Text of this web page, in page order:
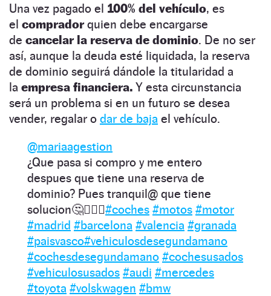
Una vez pagado el 100% del vehículo, es
el compradorquien debe encargarse
de cancelar la reserva de dominio. De no ser
así, aunque la deuda esté liquidada, la reserva
de dominio seguirá dándole la titularidad a
la empresa financiera. Y esta circunstancia
será un problema si en un futuro se desea
vender, regalar o dar de baja el vehículo.
@mariaagestion
¿Que pasa si compro y me entero
despues que tiene una reserva de
dominio? Pues tranquil@ que tiene
solucion🤔🙋🏻‍♀️#coches #motos #motor
#madrid #barcelona #valencia #granada
#paisvasco#vehiculosdesegundamano
#cochesdesegundamano #cochesusados
#vehiculosusados #audi #mercedes
#toyota #volskwagen #bmw